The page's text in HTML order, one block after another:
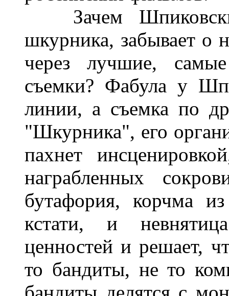
Зачем
шкурника, забывает о
через лучшие,
съемки? Фабула у
линии, а съемка по
"Шкурника", его
пахнет
награбленных
бутафория, корчма
кстати, и
ценностей и решает,
то бандиты, не то